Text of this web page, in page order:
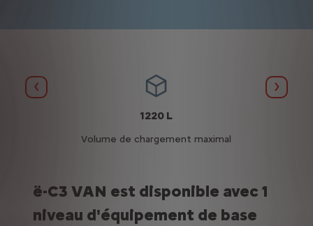
Précédent
1220 L
Volume de chargement maximal
ë-C3 VAN est disponible avec 1
niveau d'équipement de base